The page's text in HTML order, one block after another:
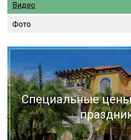
Видео
Фото
Специальные